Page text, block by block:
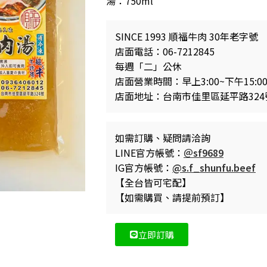
SINCE 1993 順福牛肉 30年老字號
店面電話：06-7212845
每週「二」公休
店面營業時間：早上3:00~下午15:00
店面地址：台南市佳里區延平路
如需訂購、疑問請洽詢
LINE官方帳號： ＠sf9689
IG官方帳號： @s.f_shunfu.beef
【全台皆可宅配】
【如需購買、請提前預訂】
立即訂購